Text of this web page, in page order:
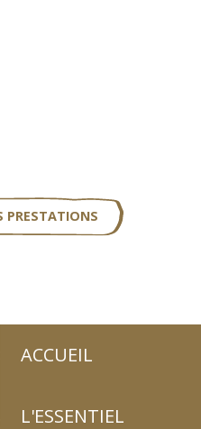
ACCUEIL
L'ESSENTIEL
PRESTATIONS
réduite